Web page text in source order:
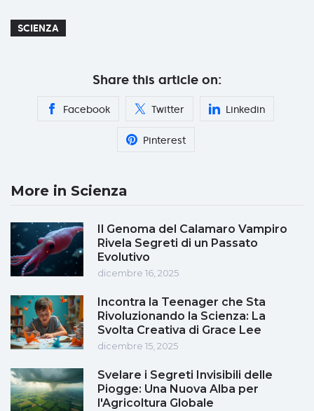
SCIENZA
Share this article on:
Facebook Twitter Linkedin
Pinterest
More in Scienza
Il Genoma del Calamaro Vampiro
Rivela Segreti di un Passato
Evolutivo
dicembre 16, 2025
Incontra la Teenager che Sta
Rivoluzionando la Scienza: La
Svolta Creativa di Grace Lee
dicembre 15, 2025
Svelare i Segreti Invisibili delle
Piogge: Una Nuova Alba per
l'Agricoltura Globale